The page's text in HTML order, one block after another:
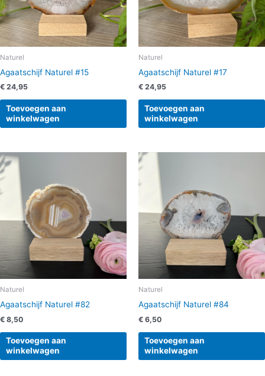
Naturel
Agaatschijf Naturel #15
€ 24,95
Toevoegen aan
winkelwagen
Naturel
Agaatschijf Naturel #17
€ 24,95
Toevoegen aan
winkelwagen
Naturel
Agaatschijf Naturel #82
€ 8,50
Toevoegen aan
winkelwagen
Naturel
Agaatschijf Naturel #84
€ 6,50
Toevoegen aan
winkelwagen